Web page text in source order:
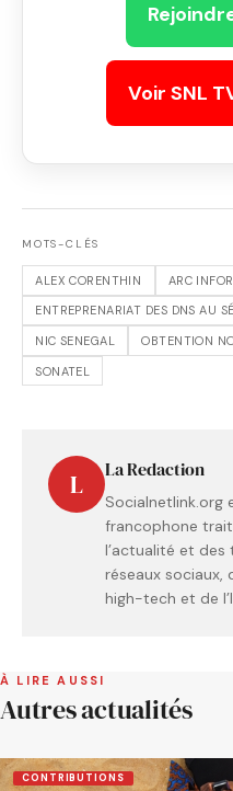
Voir SNL
MOTS-CLÉS
ALEX CORENTHIN
ARC
ENTREPRENARIAT DES DNS AU
NIC SENEGAL
OBTENTION
SONATEL
L La Redaction
francophone
l’actualité et des
réseaux sociaux,
high-tech et de
À LIRE AUSSI
Autres actualités
CONTRIBUTIONS